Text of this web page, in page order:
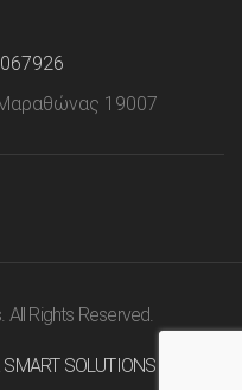
19007
Rights Reserved.
SMART SOLUTIONS